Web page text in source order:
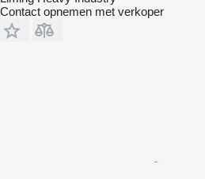
Contact opnemen met verkoper